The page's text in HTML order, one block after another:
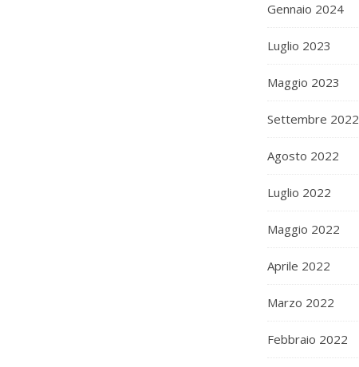
Gennaio 2024
Luglio 2023
Maggio 2023
Settembre 2022
Agosto 2022
Luglio 2022
Maggio 2022
Aprile 2022
Marzo 2022
Febbraio 2022